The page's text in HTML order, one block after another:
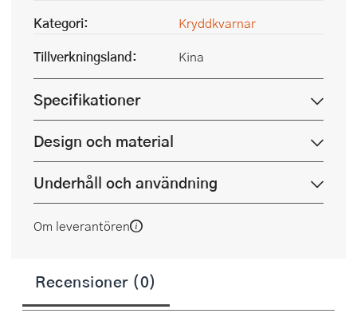
Kategori:
Kryddkvarnar
Tillverkningsland:
Kina
Specifikationer
Design och material
Underhåll och användning
Om leverantören
Recensioner (0)